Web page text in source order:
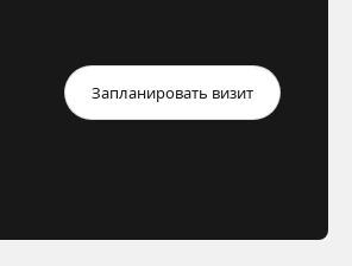
Запланировать визит